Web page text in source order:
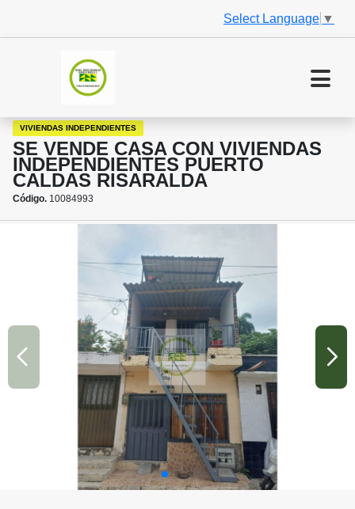
Select Language ▼
VIVIENDAS INDEPENDIENTES
SE VENDE CASA CON VIVIENDAS
INDEPENDIENTES PUERTO
CALDAS RISARALDA
Código. 10084993